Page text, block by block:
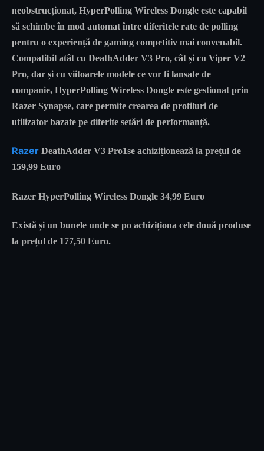
neobstrucționat, HyperPolling Wireless Dongle este capabil
să schimbe în mod automat între diferitele rate de polling
pentru o experiență de gaming competitiv mai convenabil.
Compatibil atât cu DeathAdder V3 Pro, cât și cu Viper V2
Pro, dar și cu viitoarele modele ce vor fi lansate de
companie, HyperPolling Wireless Dongle este gestionat prin
Razer Synapse, care permite crearea de profiluri de
utilizator bazate pe diferite setări de performanță.
Razer DeathAdder V3 Pro1se achiziționează la prețul de
159,99 Euro
Razer HyperPolling Wireless Dongle 34,99 Euro
Există și un bunele unde se po achiziționa cele două produse
la prețul de 177,50 Euro.